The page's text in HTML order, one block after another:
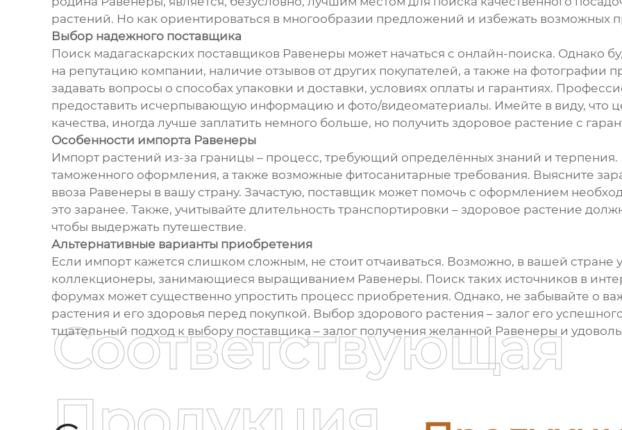
растений. Но как ориентироваться в многообразии предложений и избежать возможных
Выбор надежного поставщика
Поиск мадагаскарских поставщиков Равенеры может начаться с онлайн-поиска. Однако
на репутацию компании, наличие отзывов от других покупателей, а также на фотографии
задавать вопросы о способах упаковки и доставки, условиях оплаты и гарантиях.
предоставить исчерпывающую информацию и фото/видеоматериалы. Имейте в виду, что
качества, иногда лучше заплатить немного больше, но получить здоровое растение с
Особенности импорта Равенеры
Импорт растений из-за границы – процесс, требующий определённых знаний и
таможенного оформления, а также возможные фитосанитарные требования. Выясните
ввоза Равенеры в вашу страну. Зачастую, поставщик может помочь с оформлением
это заранее. Также, учитывайте длительность транспортировки – здоровое растение
чтобы выдержать путешествие.
Альтернативные варианты приобретения
Если импорт кажется слишком сложным, не стоит отчаиваться. Возможно, в вашей стране
коллекционеры, занимающиеся выращиванием Равенеры. Поиск таких источников в
форумах может существенно упростить процесс приобретения. Однако, не забывайте о
растения и его здоровья перед покупкой. Выбор здорового растения – залог его
тщательный подход к выбору поставщика – залог получения желанной Равенеры и
Соответствующая